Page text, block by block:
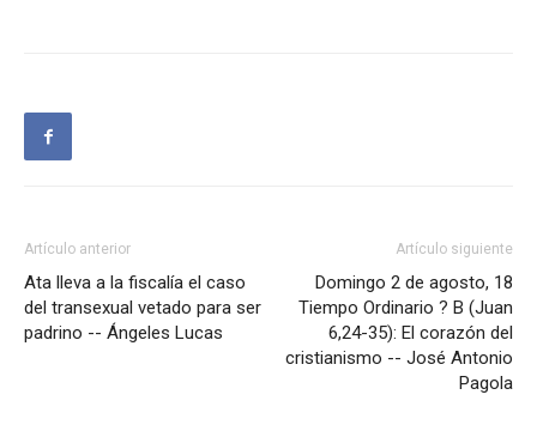
Artículo anterior
Ata lleva a la fiscalía el caso
del transexual vetado para ser
padrino -- Ángeles Lucas
Artículo siguiente
Domingo 2 de agosto, 18
Tiempo Ordinario ? B (Juan
6,24-35): El corazón del
cristianismo -- José Antonio
Pagola